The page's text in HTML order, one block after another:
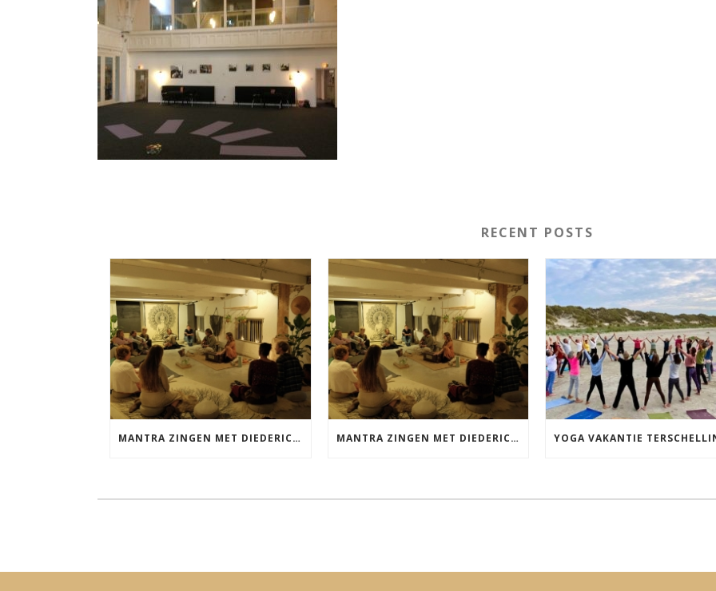
RECENT POSTS
MANTRA ZINGEN MET DIEDERICK VRIJDAG 25 SEPTEMBER EN 20 NOVEMBER MANTRA ZINGEN MET DIEDERICK IN LEEUWARDEN VRIJDAG 12 JUNI KIRTAN